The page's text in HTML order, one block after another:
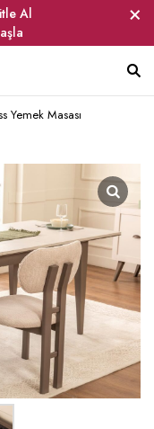
Al
Yemek Masası